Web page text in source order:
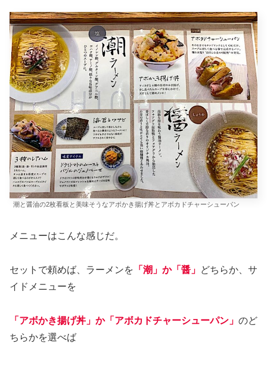
潮と醤油の2枚看板と美味そうなアボかき揚げ丼とアボカドチャーシューパン
メニューはこんな感じだ。
セットで頼めば、ラーメンを 「潮」か「醤」 どちらか、サ
イドメニューを
「アボかき揚げ丼」か「アボカドチャーシューパン」 のど
ちらかを選べば